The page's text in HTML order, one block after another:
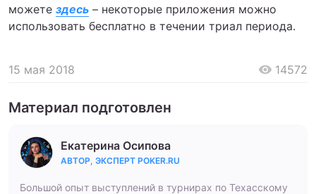
можете здесь – некоторые приложения можно
использовать бесплатно в течении триал периода.
15 мая 2018 14572
Материал подготовлен
Екатерина Осипова
АВТОР, ЭКСПЕРТ POKER.RU
Большой опыт выступлений в турнирах по Техасскому